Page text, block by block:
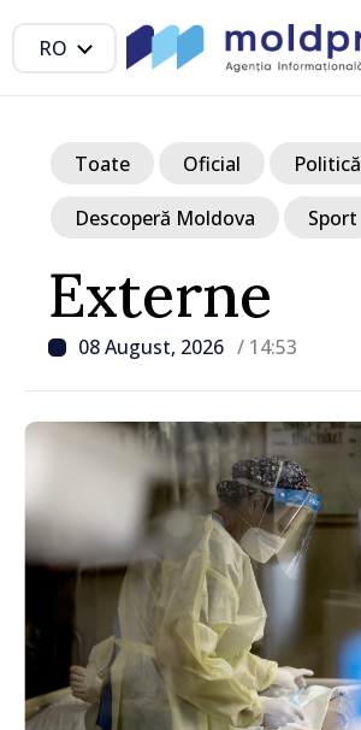
RO
Externe
08 August, 2026 / 14:53
Toate Oficial Politică
Descoperă Moldova Sport